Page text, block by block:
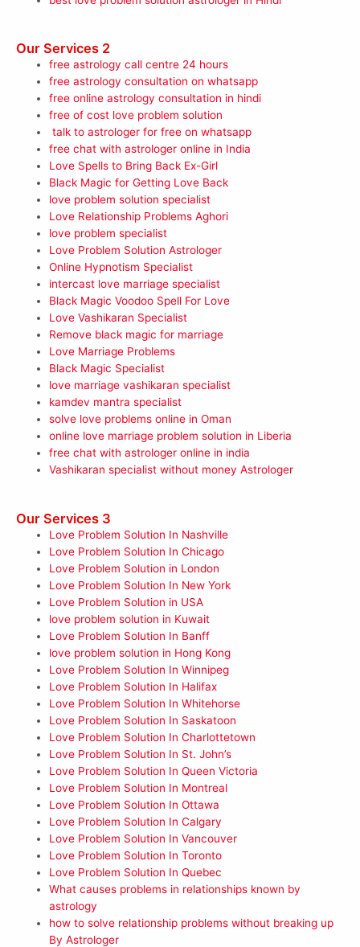
Our Services 2
free astrology call centre 24 hours
free astrology consultation on whatsapp
free online astrology consultation in hindi
free of cost love problem solution
talk to astrologer for free on whatsapp
free chat with astrologer online in India
Love Spells to Bring Back Ex-Girl
Black Magic for Getting Love Back
love problem solution specialist
Love Relationship Problems Aghori
love problem specialist
Love Problem Solution Astrologer
Online Hypnotism Specialist
intercast love marriage specialist
Black Magic Voodoo Spell For Love
Love Vashikaran Specialist
Remove black magic for marriage
Love Marriage Problems
Black Magic Specialist
love marriage vashikaran specialist
kamdev mantra specialist
solve love problems online in Oman
online love marriage problem solution in Liberia
free chat with astrologer online in india
Vashikaran specialist without money Astrologer
Our Services 3
Love Problem Solution In Nashville
Love Problem Solution In Chicago
Love Problem Solution in London
Love Problem Solution In New York
Love Problem Solution in USA
love problem solution in Kuwait
Love Problem Solution In Banff
love problem solution in Hong Kong
Love Problem Solution In Winnipeg
Love Problem Solution In Halifax
Love Problem Solution In Whitehorse
Love Problem Solution In Saskatoon
Love Problem Solution In Charlottetown
Love Problem Solution In St. John’s
Love Problem Solution In Queen Victoria
Love Problem Solution In Montreal
Love Problem Solution In Ottawa
Love Problem Solution In Calgary
Love Problem Solution In Vancouver
Love Problem Solution In Toronto
Love Problem Solution In Quebec
What causes problems in relationships known by
astrology
how to solve relationship problems without breaking up
By Astrologer